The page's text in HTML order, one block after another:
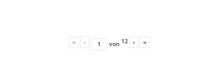
« ‹ von 12 › »